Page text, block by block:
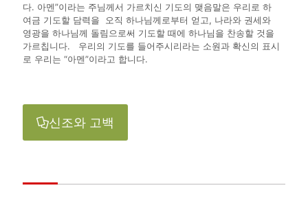
다. 아멘”이라는 주님께서 가르치신 기도의 맺음말은 우리로 하
여금 기도할 담력을 오직 하나님께로부터 얻고, 나라와 권세와
영광을 하나님께 돌림으로써 기도할 때에 하나님을 찬송할 것을
가르칩니다. 우리의 기도를 들어주시리라는 소원과 확신의 표시
로 우리는 “아멘”이라고 합니다.
신조와 고백